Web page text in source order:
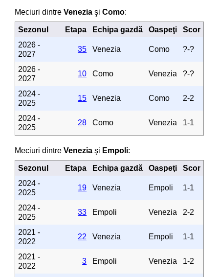
Meciuri dintreVenezia şiComo:
Sezonul Etapa Echipa gazdă Oaspeţi
Scor
2026 -
2027
35 Venezia Como ?-?
2026 -
2027
10 Como Venezia ?-?
2024 -
2025
15 Venezia Como 2-2
2024 -
2025
28 Como Venezia 1-1
Meciuri dintreVenezia şi Empoli:
Sezonul Etapa Echipa gazdă Oaspeţi
Scor
2024 -
2025
19 Venezia Empoli 1-1
2024 -
2025
33 Empoli Venezia 2-2
2021 -
2022
22 Venezia Empoli 1-1
2021 -
2022
3 Empoli Venezia 1-2